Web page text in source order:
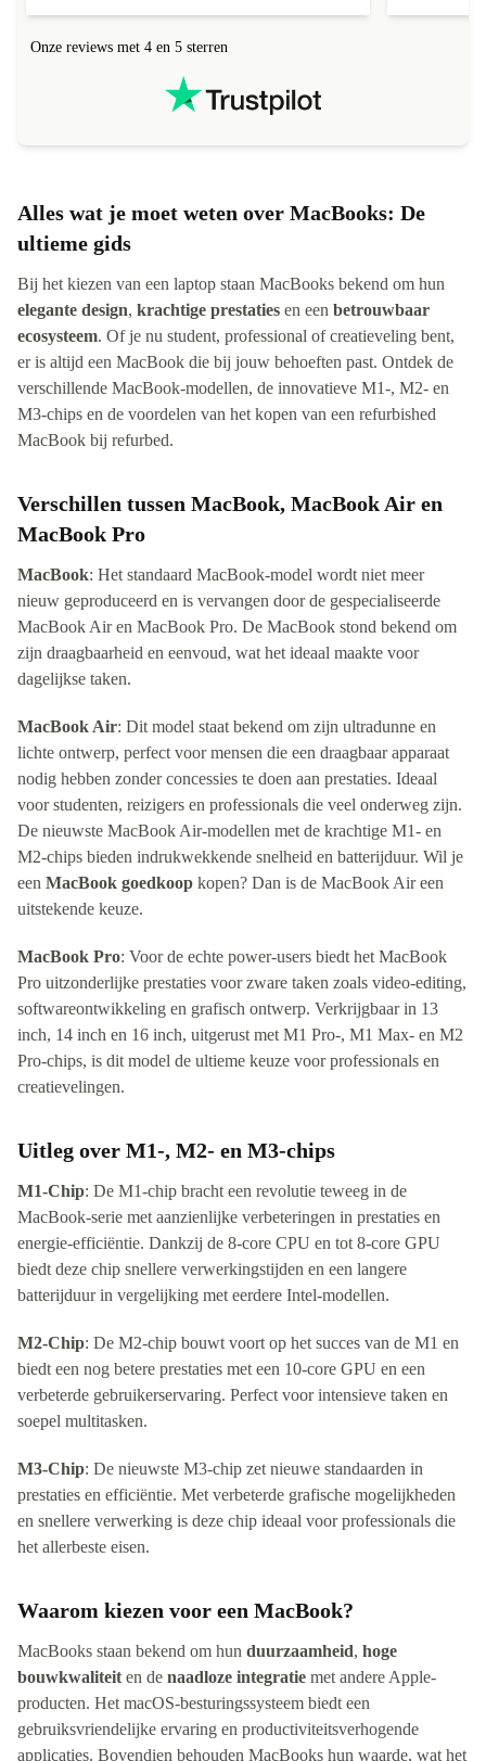
Onze reviews met 4 en 5 sterren
Alles wat je moet weten over MacBooks: De
ultieme gids
Bij het kiezen van een laptop staan MacBooks bekend om hun
elegante design, krachtige prestaties en een betrouwbaar
ecosysteem. Of je nu student, professional of creatieveling bent,
er is altijd een MacBook die bij jouw behoeften past. Ontdek de
verschillende MacBook-modellen, de innovatieve M1-, M2- en
M3-chips en de voordelen van het kopen van een refurbished
MacBook bij refurbed.
Verschillen tussen MacBook, MacBook Air en
MacBook Pro
MacBook: Het standaard MacBook-model wordt niet meer
nieuw geproduceerd en is vervangen door de gespecialiseerde
MacBook Air en MacBook Pro. De MacBook stond bekend om
zijn draagbaarheid en eenvoud, wat het ideaal maakte voor
dagelijkse taken.
MacBook Air: Dit model staat bekend om zijn ultradunne en
lichte ontwerp, perfect voor mensen die een draagbaar apparaat
nodig hebben zonder concessies te doen aan prestaties. Ideaal
voor studenten, reizigers en professionals die veel onderweg zijn.
De nieuwste MacBook Air-modellen met de krachtige M1- en
M2-chips bieden indrukwekkende snelheid en batterijduur. Wil je
een MacBook goedkoop kopen? Dan is de MacBook Air een
uitstekende keuze.
MacBook Pro: Voor de echte power-users biedt het MacBook
Pro uitzonderlijke prestaties voor zware taken zoals video-editing,
softwareontwikkeling en grafisch ontwerp. Verkrijgbaar in 13
inch, 14 inch en 16 inch, uitgerust met M1 Pro-, M1 Max- en M2
Pro-chips, is dit model de ultieme keuze voor professionals en
creatievelingen.
Uitleg over M1-, M2- en M3-chips
M1-Chip: De M1-chip bracht een revolutie teweeg in de
MacBook-serie met aanzienlijke verbeteringen in prestaties en
energie-efficiëntie. Dankzij de 8-core CPU en tot 8-core GPU
biedt deze chip snellere verwerkingstijden en een langere
batterijduur in vergelijking met eerdere Intel-modellen.
M2-Chip: De M2-chip bouwt voort op het succes van de M1 en
biedt een nog betere prestaties met een 10-core GPU en een
verbeterde gebruikerservaring. Perfect voor intensieve taken en
soepel multitasken.
M3-Chip: De nieuwste M3-chip zet nieuwe standaarden in
prestaties en efficiëntie. Met verbeterde grafische mogelijkheden
en snellere verwerking is deze chip ideaal voor professionals die
het allerbeste eisen.
Waarom kiezen voor een MacBook?
MacBooks staan bekend om hun duurzaamheid, hoge
bouwkwaliteiten de naadloze integratie met andere Apple-
producten. Het macOS-besturingssysteem biedt een
gebruiksvriendelijke ervaring en productiviteitsverhogende
applicaties. Bovendien behouden MacBooks hun waarde, wat het